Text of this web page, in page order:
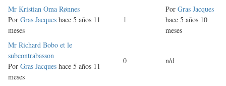
Discusión
normal
Mr Kristian Oma Rønnes
Por Gras Jacques hace 5 años 11
meses
1
Por Gras Jacques
hace 5 años 10
meses
Discusión
normal
Mr Richard Bobo et le
subcontrabasson
Por Gras Jacques hace 5 años 11
meses
0 n/d